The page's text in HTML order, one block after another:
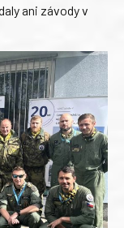
ani závody v